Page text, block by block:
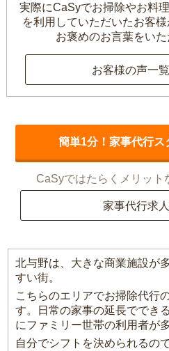
実際にCaSyでお掃除やお料
を利用していただいたお客様
お褒めのお言葉をいた
お客様の声一
簡単1分！家事代行ス
CaSyではたらくメリット
家事代行求
北与野は、大きな商業施設が
すい街。
こちらのエリアでお掃除代行
す。日常の家事の延長ででき
にファミリー世帯の利用者が
自分でシフトを決められるの